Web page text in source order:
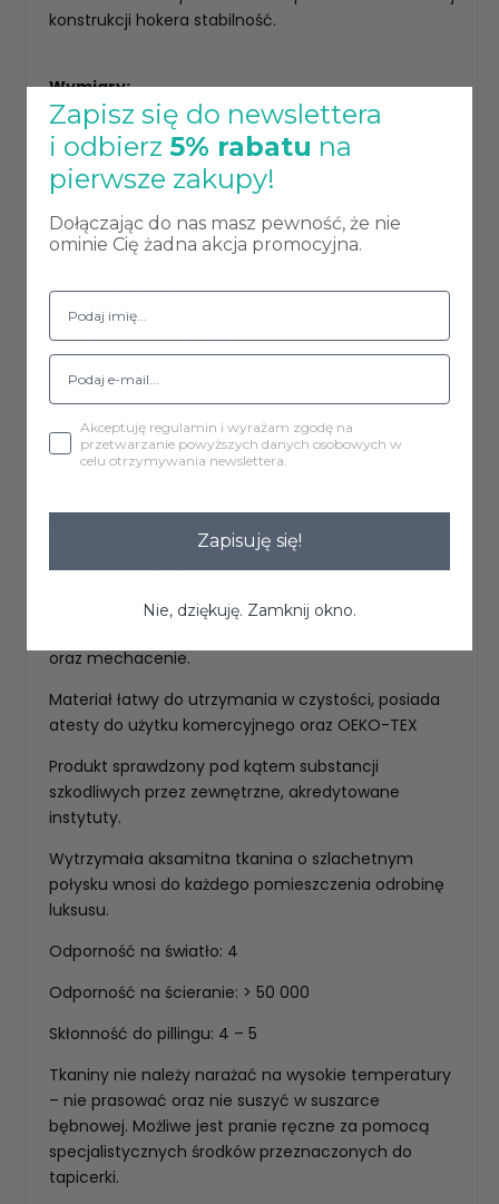
konstrukcji hokera stabilność.
Wymiary:
Wysokość: 108 cm,
Wysokość do siedziska: 68 cm,
Głębokość: 58 cm,
Głębokość siedziska: 47 cm,
Szerokość: 51 cm,
Szerokość siedziska: 44 cm,
Wysokość oparcia: 46 cm,
Maksymalna waga obciążenia: 120 kg.
Bluvel jest miękką i aksamitną w dotyku tkaniną
oraz mechacenie.
Materiał łatwy do utrzymania w czystości, posiada
atesty do użytku komercyjnego oraz OEKO-TEX
Produkt sprawdzony pod kątem substancji
szkodliwych przez zewnętrzne, akredytowane
instytuty.
Wytrzymała aksamitna tkanina o szlachetnym
połysku wnosi do każdego pomieszczenia odrobinę
luksusu.
Odporność na światło: 4
Odporność na ścieranie: > 50 000
Skłonność do pillingu: 4 – 5
Tkaniny nie należy narażać na wysokie temperatury
– nie prasować oraz nie suszyć w suszarce
bębnowej. Możliwe jest pranie ręczne za pomocą
specjalistycznych środków przeznaczonych do
tapicerki.
Zapisz się do newslettera
i odbierz 5% rabatu na
pierwsze zakupy!
Dołączając do nas masz pewność, że nie
ominie Cię żadna akcja promocyjna.
Akceptuję regulamin i wyrażam zgodę na
przetwarzanie powyższych danych osobowych w
celu otrzymywania newslettera.
Zapisuję się!
Nie, dziękuję. Zamknij okno.